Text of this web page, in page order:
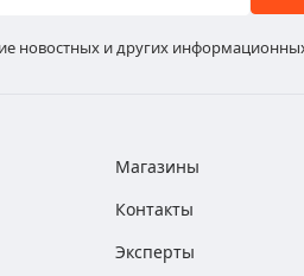
новостных и других
Магазины
Контакты
Эксперты